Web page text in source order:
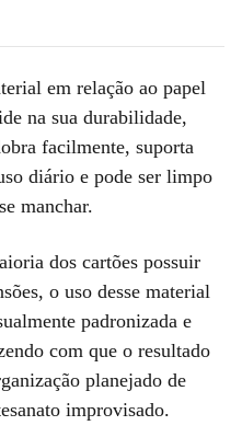
em relação ao papel
na sua durabilidade,
facilmente, suporta
diário e pode ser limpo
manchar.
dos cartões possuir
o uso desse material
padronizada e
com que o resultado
planejado de
improvisado.